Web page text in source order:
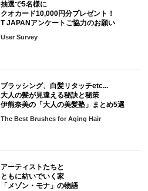
抽選で5名様に
クオカード10,000円分プレゼント！
T JAPANアンケートご協力のお願い
User Survey
ブラッシング、白髪リタッチetc...
大人の髪が見違える秘訣と秘策
伊熊奈美の「大人の美髪塾」まとめ5選
The Best Brushes for Aging Hair
アーティストたちと
ともに紡いでいく家
「メゾン・モナ」の物語